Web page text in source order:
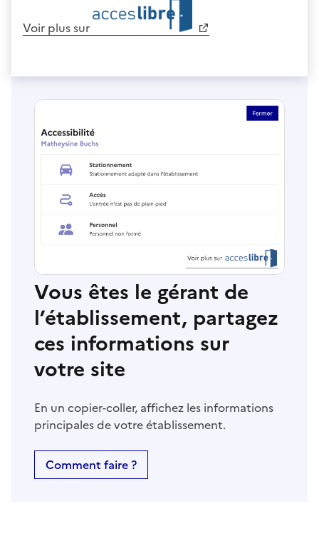
Voir plus sur
Vous êtes le gérant de
l’établissement, partagez
ces informations sur
votre site
En un copier-coller, affichez les informations
principales de votre établissement.
Comment faire ?